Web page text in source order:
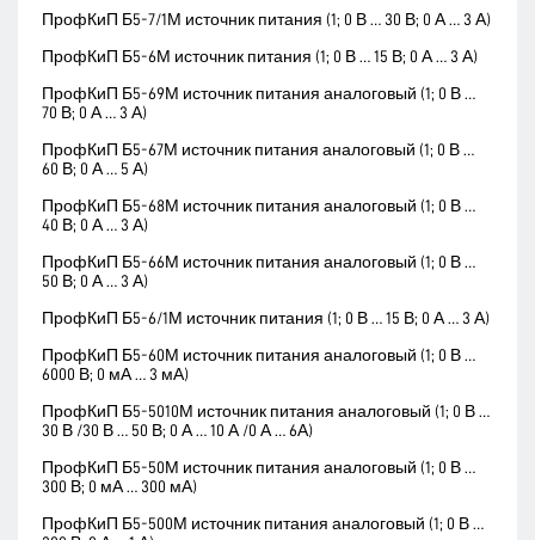
ПрофКиП Б5-7/1М источник питания (1; 0 В … 30 В; 0 А … 3 А)
ПрофКиП Б5-6М источник питания (1; 0 В … 15 В; 0 А … 3 А)
ПрофКиП Б5-69М источник питания аналоговый (1; 0 В …
70 В; 0 А … 3 А)
ПрофКиП Б5-67М источник питания аналоговый (1; 0 В …
60 В; 0 А … 5 А)
ПрофКиП Б5-68М источник питания аналоговый (1; 0 В …
40 В; 0 А … 3 А)
ПрофКиП Б5-66М источник питания аналоговый (1; 0 В …
50 В; 0 А … 3 А)
ПрофКиП Б5-6/1М источник питания (1; 0 В … 15 В; 0 А … 3 А)
ПрофКиП Б5-60М источник питания аналоговый (1; 0 В …
6000 В; 0 мА … 3 мА)
ПрофКиП Б5-5010М источник питания аналоговый (1; 0 В …
30 В /30 В … 50 В; 0 А … 10 А /0 А … 6А)
ПрофКиП Б5-50М источник питания аналоговый (1; 0 В …
300 В; 0 мА … 300 мА)
ПрофКиП Б5-500М источник питания аналоговый (1; 0 В …